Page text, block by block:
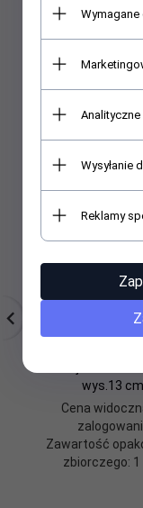
Drzewko
wys.13 cm.
Cena
Zawartość
zbiorczego: 1
Wysyłanie
Reklamy